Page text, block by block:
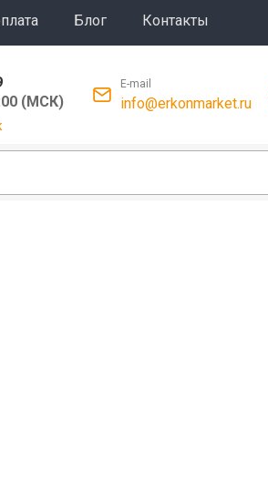
Блог Контакты
(МСК)
E-mail
info@erkonmarket.ru